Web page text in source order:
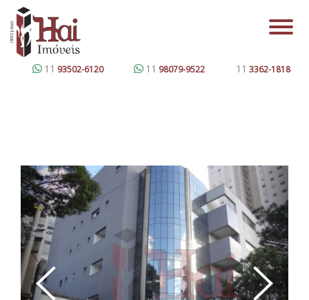
11 93502-6120 11 98079-9522 11 3362-1818